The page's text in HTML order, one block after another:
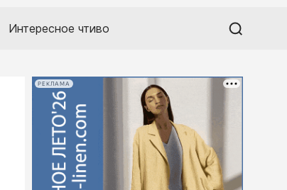
Интересное чтиво
РЕКЛАМА